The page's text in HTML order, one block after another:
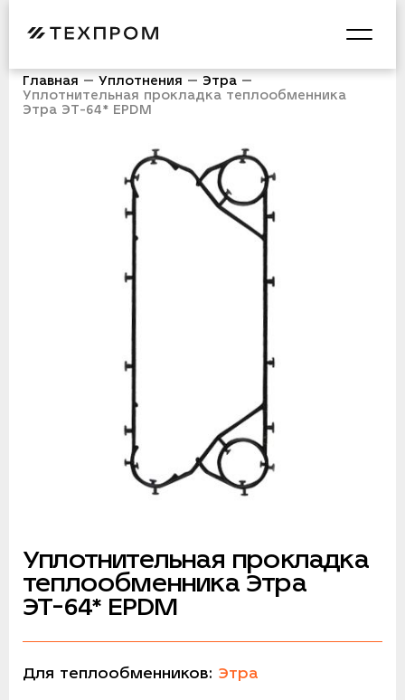
Главная Уплотнения
Этра
Уплотнительная прокладка теплообменника
Этра ЭТ-64* EPDM
Уплотнительная прокладка
теплообменника Этра
ЭТ-64* EPDM
Для теплообменников: Этра